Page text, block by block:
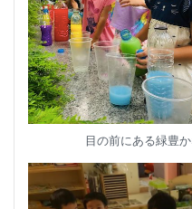
目の前にある緑豊